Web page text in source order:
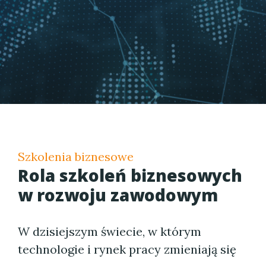
Szkolenia biznesowe
Rola szkoleń biznesowych
w rozwoju zawodowym
W dzisiejszym świecie, w którym
technologie i rynek pracy zmieniają się